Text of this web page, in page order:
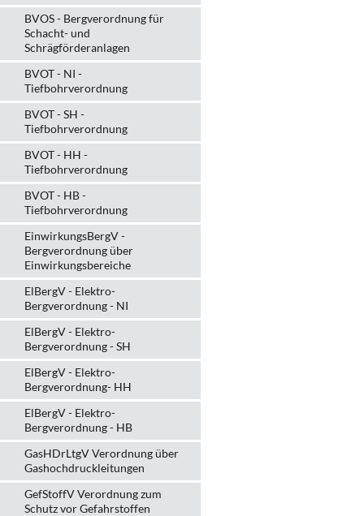
BVOS - Bergverordnung für
Schacht- und
Schrägförderanlagen
BVOT - NI -
Tiefbohrverordnung
BVOT - SH -
Tiefbohrverordnung
BVOT - HH -
Tiefbohrverordnung
BVOT - HB -
Tiefbohrverordnung
EinwirkungsBergV -
Bergverordnung über
Einwirkungsbereiche
ElBergV - Elektro-
Bergverordnung - NI
ElBergV - Elektro-
Bergverordnung - SH
ElBergV - Elektro-
Bergverordnung- HH
ElBergV - Elektro-
Bergverordnung - HB
GasHDrLtgV Verordnung über
Gashochdruckleitungen
GefStoffV Verordnung zum
Schutz vor Gefahrstoffen